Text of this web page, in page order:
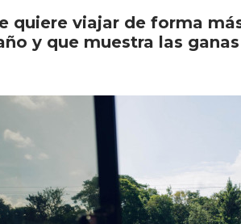
quiere viajar de forma
y que muestra las